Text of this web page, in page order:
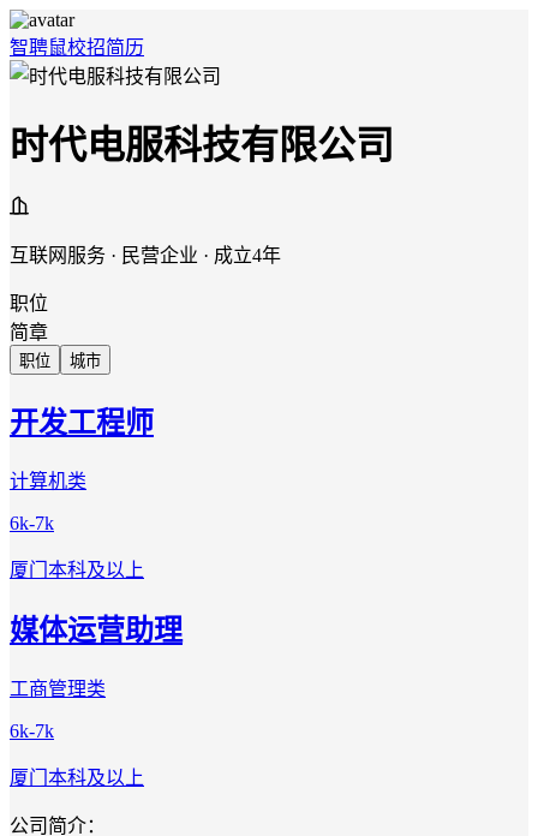
智聘鼠校招简历
时代电服科技有限公司
互联网服务 · 民营企业 · 成立4年
职位
简章
职位 城市
开发工程师
计算机类
6k-7k
厦门 本科及以上
媒体运营助理
工商管理类
6k-7k
厦门 本科及以上
公司简介：